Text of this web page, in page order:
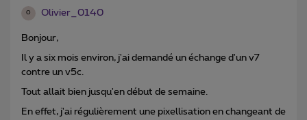
O Olivier_0140
Bonjour,
Il y a six mois environ, j'ai demandé un échange d'un v7
contre un v5c.
Tout allait bien jusqu'en début de semaine.
En effet, j'ai régulièrement une pixellisation en changeant de